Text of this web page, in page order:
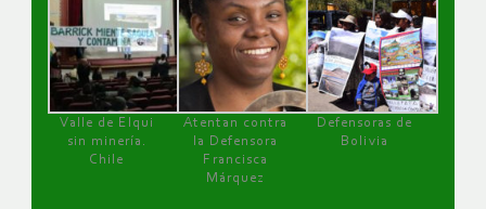
Valle de Elqui
sin minería.
Chile
Atentan contra
la Defensora
Francisca
Márquez
Defensoras de
Bolivia